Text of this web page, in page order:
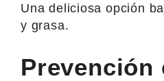
Una deliciosa opción
y grasa.
Prevención